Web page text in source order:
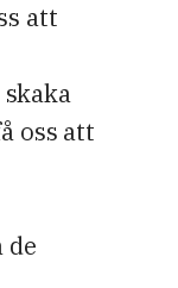
att
oss att
de